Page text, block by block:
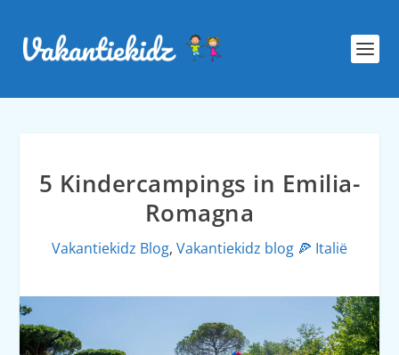
5 Kindercampings in Emilia-
Romagna
Vakantiekidz Blog, Vakantiekidz blog 🍕 Italië